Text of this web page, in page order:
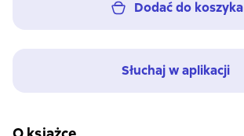
Dodać do koszyka
Słuchaj w aplikacji